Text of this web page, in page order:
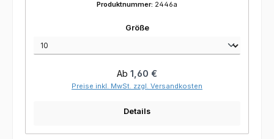
Produktnummer: 2446a
Größeauswählen
Regulärer Preis:
Ab 1,60 €
Preise inkl. MwSt. zzgl. Versandkosten
Details